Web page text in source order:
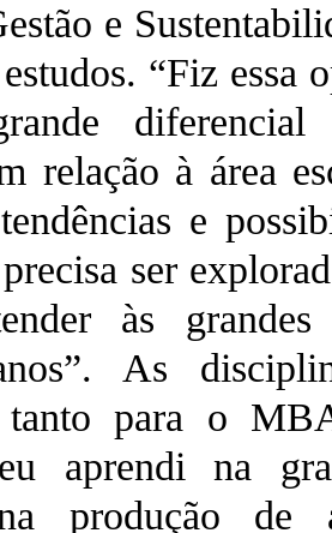
e
“Fiz essa
diferencial
relação à área
e
ser
às grandes
As
tanto para o
aprendi na
produção